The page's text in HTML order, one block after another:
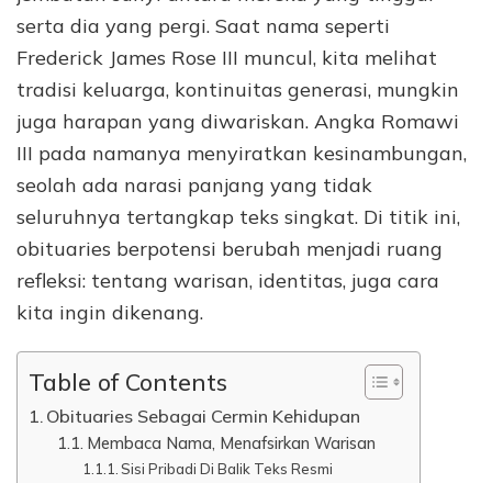
serta dia yang pergi. Saat nama seperti
Frederick James Rose III muncul, kita melihat
tradisi keluarga, kontinuitas generasi, mungkin
juga harapan yang diwariskan. Angka Romawi
III pada namanya menyiratkan kesinambungan,
seolah ada narasi panjang yang tidak
seluruhnya tertangkap teks singkat. Di titik ini,
obituaries berpotensi berubah menjadi ruang
refleksi: tentang warisan, identitas, juga cara
kita ingin dikenang.
Table of Contents
Obituaries Sebagai Cermin Kehidupan
Membaca Nama, Menafsirkan Warisan
Sisi Pribadi Di Balik Teks Resmi